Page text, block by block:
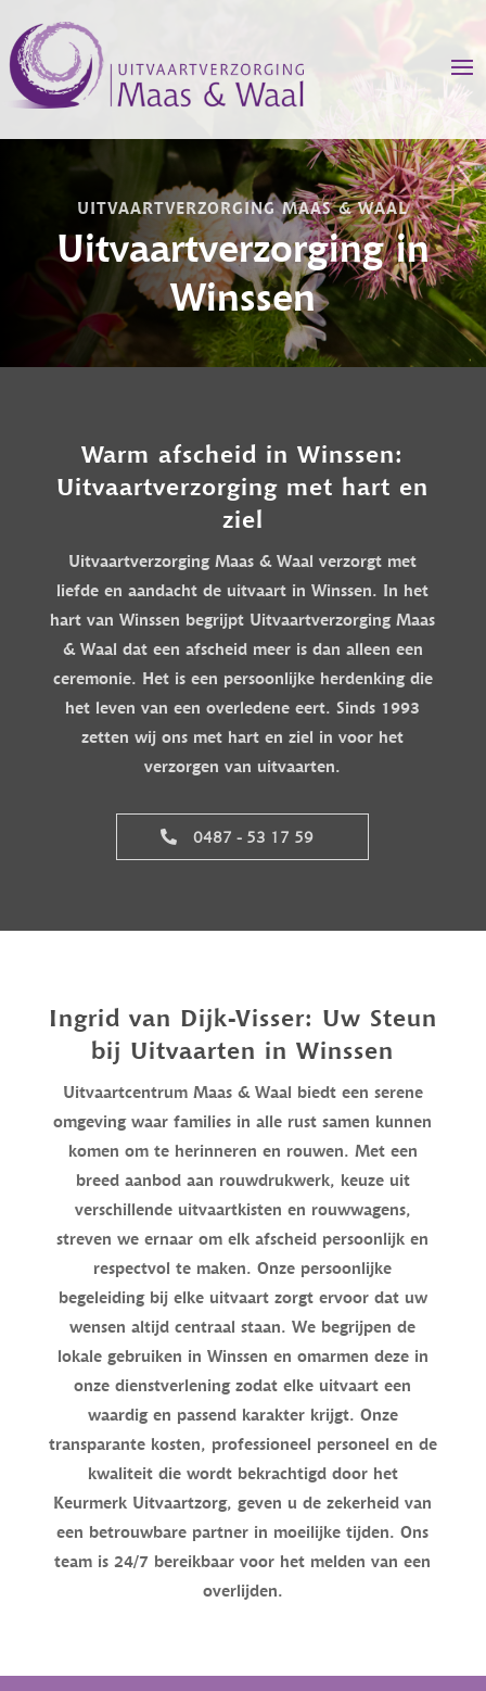
UITVAARTVERZORGING MAAS & WAAL
Uitvaartverzorging in
Winssen
Warm afscheid in Winssen:
Uitvaartverzorging met hart en
ziel
Uitvaartverzorging Maas & Waal verzorgt met
liefde en aandacht de uitvaart in Winssen. In het
hart van Winssen begrijpt Uitvaartverzorging Maas
& Waal dat een afscheid meer is dan alleen een
ceremonie. Het is een persoonlijke herdenking die
het leven van een overledene eert. Sinds 1993
zetten wij ons met hart en ziel in voor het
verzorgen van uitvaarten.
0487 - 53 17 59
Ingrid van Dijk-Visser: Uw Steun
bij Uitvaarten in Winssen
Uitvaartcentrum Maas & Waal biedt een serene
omgeving waar families in alle rust samen kunnen
komen om te herinneren en rouwen. Met een
breed aanbod aan rouwdrukwerk, keuze uit
verschillende uitvaartkisten en rouwwagens,
streven we ernaar om elk afscheid persoonlijk en
respectvol te maken. Onze persoonlijke
begeleiding bij elke uitvaart zorgt ervoor dat uw
wensen altijd centraal staan. We begrijpen de
lokale gebruiken in Winssen en omarmen deze in
onze dienstverlening zodat elke uitvaart een
waardig en passend karakter krijgt. Onze
transparante kosten, professioneel personeel en de
kwaliteit die wordt bekrachtigd door het
Keurmerk Uitvaartzorg, geven u de zekerheid van
een betrouwbare partner in moeilijke tijden. Ons
team is 24/7 bereikbaar voor het melden van een
overlijden.